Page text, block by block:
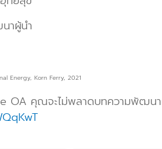
าผู้นำ
Energy, Korn Ferry, 2021
OA คุณจะไม่พลาดบทความพัฒนา